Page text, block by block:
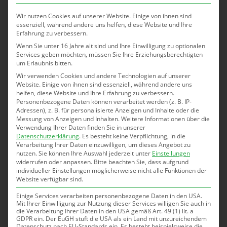
testen wir in unserem neuen HRW-Garten die
automatische Bewässerung und Beschattung mit
Kontrolle von unterwegs per App!
• Wasserturmbau „Aquarius“
Wasser ist ein wichtiges Gut und gerade perspektivisch
wird Wasser immer noch wertvoller werden. In
Wassertürmen kann Wasser gespeichert,
zwischengelagert und an Haushalte in der Nähe gepumpt
werden. Doch wie funktioniert ein solcher Turm und wie
kann man einen solchen Turm selbst bauen?
Gemeinsam bauen wir den Wasserturm „Aquarius“. Mach
mit und sei dabei!
• Young Makers: Wir bringen Licht ins Dunkel!
Wir nutzen Cookies auf unserer Website. Einige von ihnen sind
essenziell, während andere uns helfen, diese Website und Ihre
Erfahrung zu verbessern.
Wenn Sie unter 16 Jahre alt sind und Ihre Einwilligung zu optionalen
Services geben möchten, müssen Sie Ihre Erziehungsberechtigten
um Erlaubnis bitten.
Wir verwenden Cookies und andere Technologien auf unserer
Website. Einige von ihnen sind essenziell, während andere uns
helfen, diese Website und Ihre Erfahrung zu verbessern.
Personenbezogene Daten können verarbeitet werden (z. B. IP-
Adressen), z. B. für personalisierte Anzeigen und Inhalte oder die
Messung von Anzeigen und Inhalten.Weitere Informationen über die
Verwendung Ihrer Daten finden Sie in unserer
Datenschutzerklärung. Es besteht keine Verpflichtung, in die
Verarbeitung Ihrer Daten einzuwilligen, um dieses Angebot zu
nutzen.Sie können Ihre Auswahl jederzeit unter Einstellungen
widerrufen oder anpassen. Bitte beachten Sie, dass aufgrund
individueller Einstellungen möglicherweise nicht alle Funktionen der
Website verfügbar sind.
Einige Services verarbeiten personenbezogene Daten in den USA.
Mit Ihrer Einwilligung zur Nutzung dieser Services willigen Sie auch in
die Verarbeitung Ihrer Daten in den USA gemäß Art. 49 (1) lit. a
GDPR ein. Der EuGH stuft die USA als ein Land mit unzureichendem